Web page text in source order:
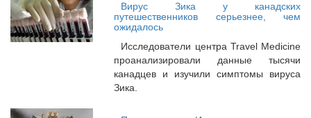
Вирус Зика у канадских
путешественников серьезнее, чем
ожидалось
Исследователи центра Travel Medicine
проанализировали данные тысячи
канадцев и изучили симптомы вируса
Зика.